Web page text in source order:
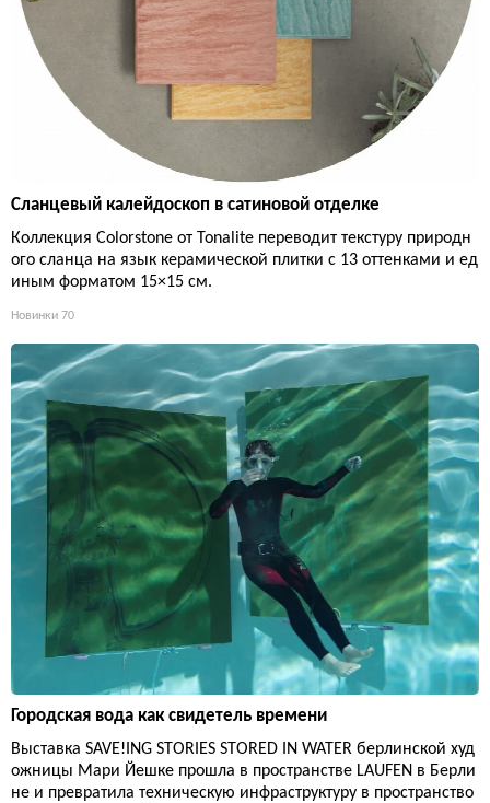
Сланцевый калейдоскоп в сатиновой отделке
Коллекция Colorstone от Tonalite переводит текстуру природн
ого сланца на язык керамической плитки с 13 оттенками и ед
иным форматом 15×15 см.
Новинки 70
Городская вода как свидетель времени
Выставка SAVE!ING STORIES STORED IN WATER берлинской худ
ожницы Мари Йешке прошла в пространстве LAUFEN в Берли
не и превратила техническую инфраструктуру в пространство